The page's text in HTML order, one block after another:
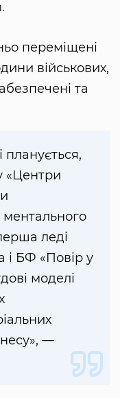
переміщені
військових,
та
планується,
«Центри
ментального
леді
і БФ «Повір у
моделі
—